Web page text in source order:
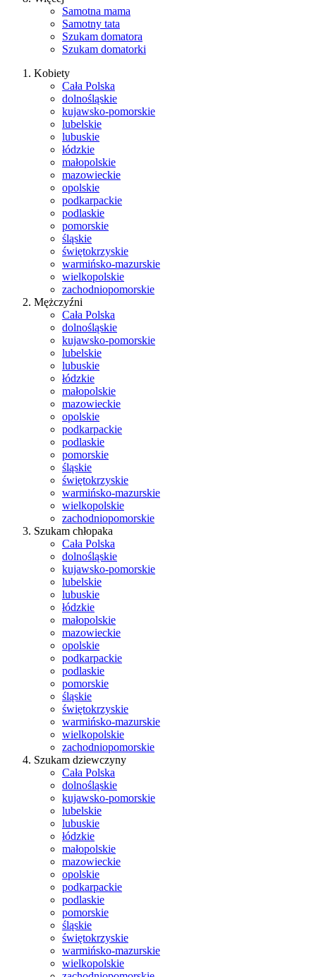
Samotna mama
Samotny tata
Szukam domatora
Szukam domatorki
Kobiety
Cała Polska
dolnośląskie
kujawsko-pomorskie
lubelskie
lubuskie
łódzkie
małopolskie
mazowieckie
opolskie
podkarpackie
podlaskie
pomorskie
śląskie
świętokrzyskie
warmińsko-mazurskie
wielkopolskie
zachodniopomorskie
Mężczyźni
Cała Polska
dolnośląskie
kujawsko-pomorskie
lubelskie
lubuskie
łódzkie
małopolskie
mazowieckie
opolskie
podkarpackie
podlaskie
pomorskie
śląskie
świętokrzyskie
warmińsko-mazurskie
wielkopolskie
zachodniopomorskie
Szukam chłopaka
Cała Polska
dolnośląskie
kujawsko-pomorskie
lubelskie
lubuskie
łódzkie
małopolskie
mazowieckie
opolskie
podkarpackie
podlaskie
pomorskie
śląskie
świętokrzyskie
warmińsko-mazurskie
wielkopolskie
zachodniopomorskie
Szukam dziewczyny
Cała Polska
dolnośląskie
kujawsko-pomorskie
lubelskie
lubuskie
łódzkie
małopolskie
mazowieckie
opolskie
podkarpackie
podlaskie
pomorskie
śląskie
świętokrzyskie
warmińsko-mazurskie
wielkopolskie